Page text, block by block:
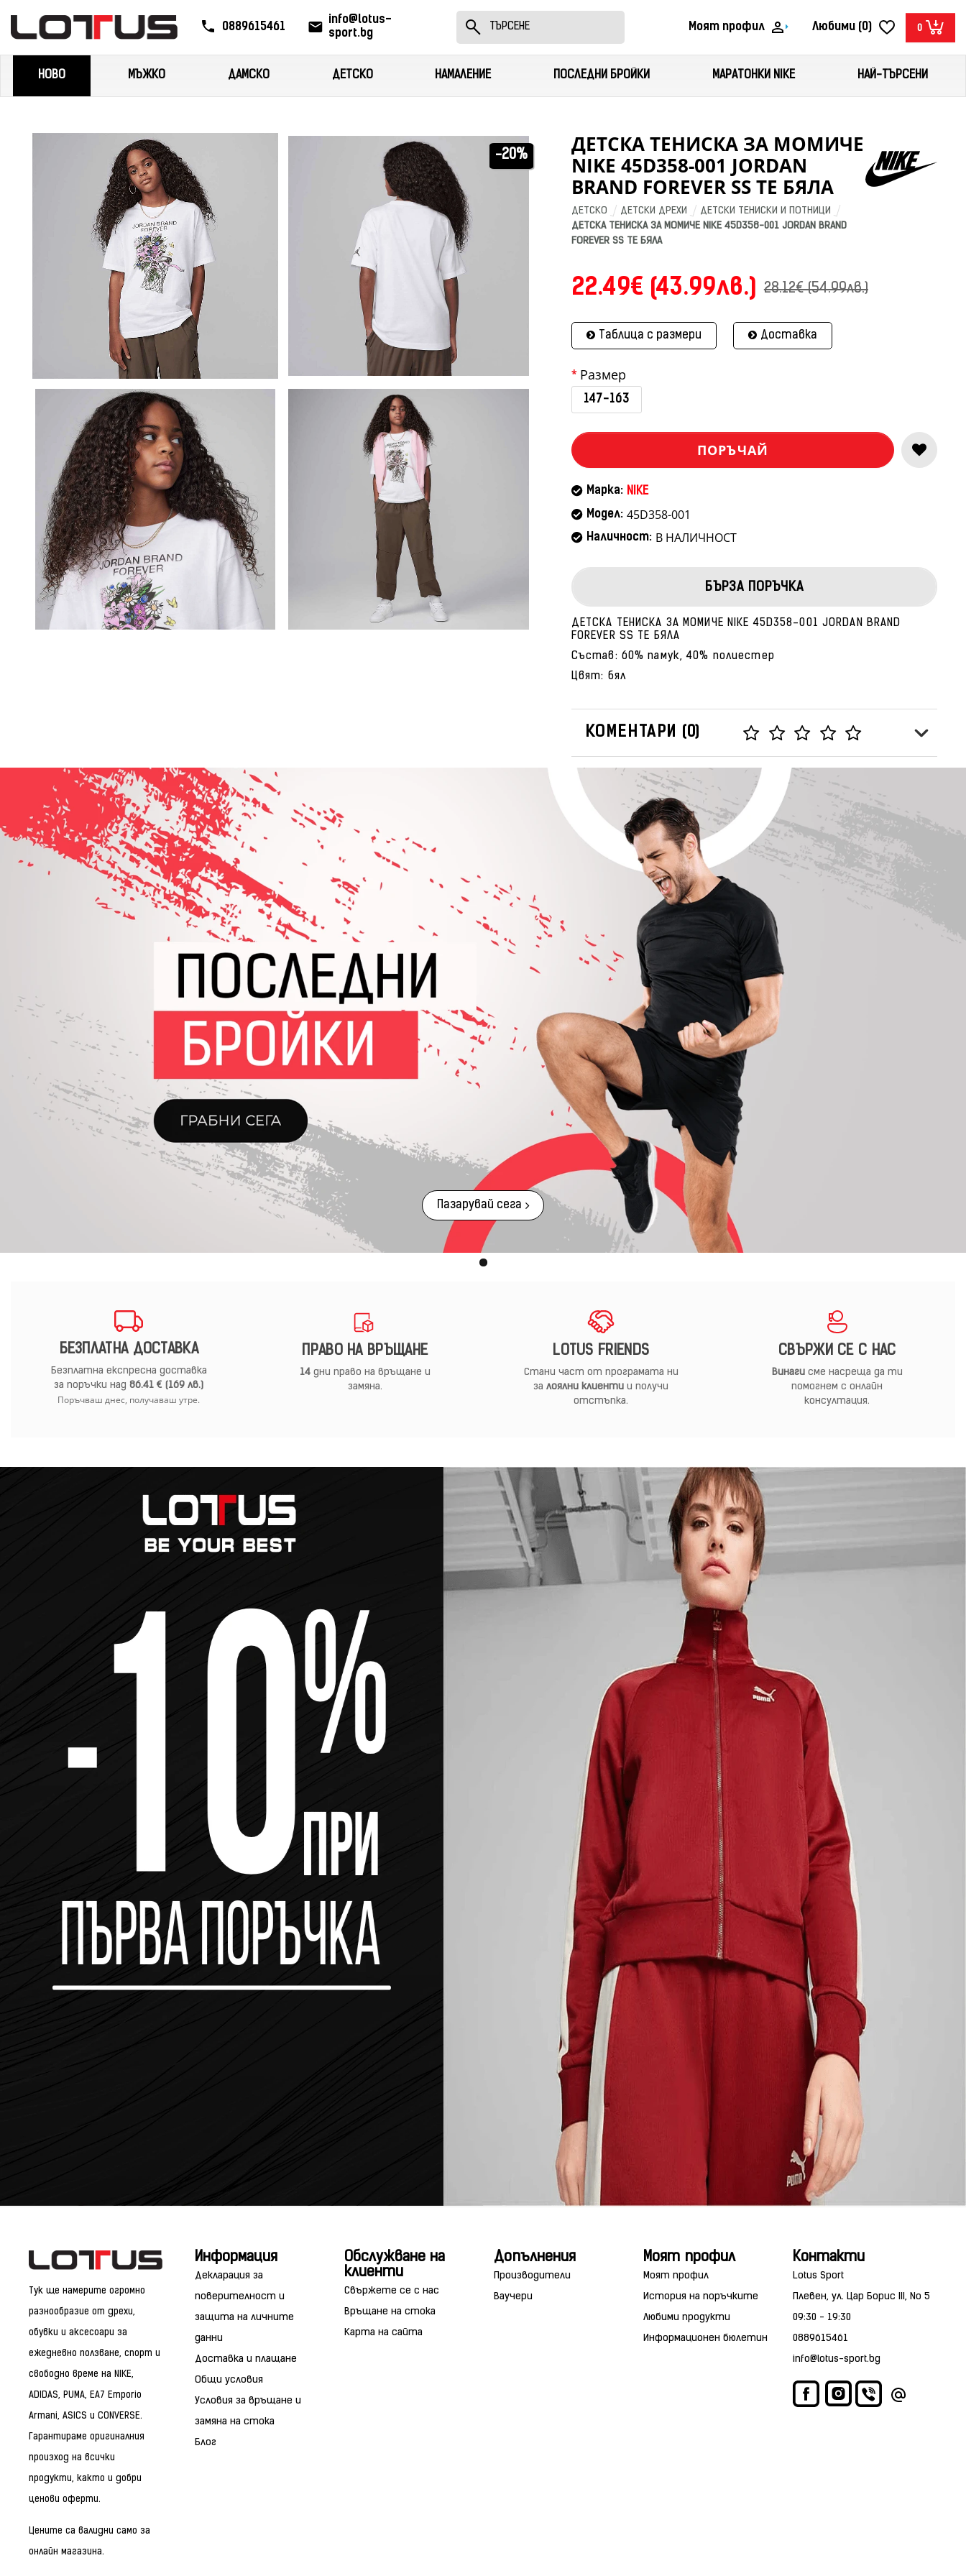
0889615461
info@lotus-
sport.bg
Моят профил Любими (0) 0
НОВО МЪЖКО ДАМСКО ДЕТСКО НАМАЛЕНИЕ ПОСЛЕДНИ БРОЙКИ МАРАТОНКИ NIKE НАЙ-ТЪРСЕНИ
-20%
ДЕТСКА ТЕНИСКА ЗА МОМИЧЕ
NIKE 45D358-001 JORDAN
BRAND FOREVER SS TE БЯЛА
ДЕТСКО ДЕТСКИ ДРЕХИ
ДЕТСКИ ТЕНИСКИ И ПОТНИЦИ
ДЕТСКА ТЕНИСКА ЗА МОМИЧЕ NIKE 45D358-001 JORDAN BRAND
FOREVER SS TE БЯЛА
22.49€ (43.99лв.) 28.12€ (54.99лв.)
Таблица с размери Доставка
Размер
147-163
ПОРЪЧАЙ
Марка: NIKE
Модел: 45D358-001
Наличност: В НАЛИЧНОСТ
БЪРЗА ПОРЪЧКА
ДЕТСКА ТЕНИСКА ЗА МОМИЧЕ NIKE 45D358-001 JORDAN BRAND
FOREVER SS TE БЯЛА
Състав: 60% памук, 40% полиестер
Цвят: бял
КОМЕНТАРИ (0)
Пазарувай сега
БЕЗПЛАТНА ДОСТАВКА
Безплатна експресна доставка
за поръчки над86.41 € (169 лв.)
Поръчваш днес, получаваш утре.
ПРАВО НА ВРЪЩАНЕ
14дни право на връщане и
замяна.
LOTUS FRIENDS
Стани част от програмата ни
залоялни клиенти и получи
отстъпка.
СВЪРЖИ СЕ С НАС
Винагисме насреща да ти
помогнем с онлайн
консултация.
Тук ще намерите огромно
разнообразие от дрехи,
обувки и аксесоари за
ежедневно ползване, спорт и
свободно време на NIKE,
ADIDAS, PUMA, EA7 Emporio
Armani, ASICS и CONVERSE.
Гарантираме оригиналния
произход на всички
продукти, както и добри
ценови оферти.
Цените са валидни само за
онлайн магазина.
Информация
Декларация за
поверителност и
защита на личните
данни
Доставка и плащане
Общи условия
Условия за връщане и
замяна на стока
Блог
Обслужване на
клиенти
Свържете се с нас
Връщане на стока
Карта на сайта
Допълнения
Производители
Ваучери
Моят профил
Моят профил
История на поръчките
Любими продукти
Информационен бюлетин
Контакти
Lotus Sport
Плевен, ул. Цар Борис III, No 5
09:30 - 19:30
0889615461
info@lotus-sport.bg